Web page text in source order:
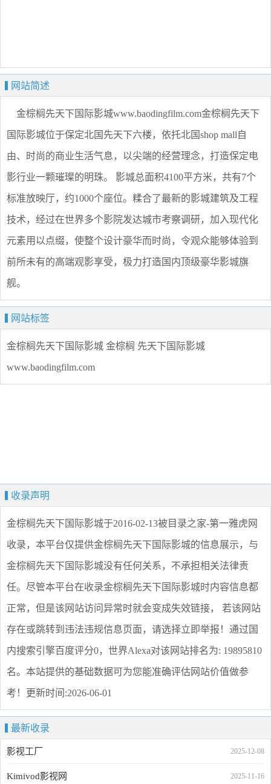
网站简述
金棕榈先天下国际影城www.baodingfilm.com金棕榈先天下
国际影城位于保定北国先天下六楼，依托北国shop mall自
由、时尚的商业生活气息，以尖端的经营理念，打造保定电
影行业一颗璀璨的明珠。 影城总面积4100平方米，共有7个
标准放映厅，约1000个座位。糅合了最新的影城建筑及工程
技术，经过在世界多个影院发达城市考察调研，加入现代化
元素用以点缀，使整个设计豪华而时尚，令观众能够体验到
前所未有的高端观影享受，极力打造国内顶级豪华影城旗
舰。
网站标签
金棕榈先天下国际影城 金棕榈 先天下国际影城
www.baodingfilm.com
收录声明
金棕榈先天下国际影城于2016-02-13被目录之家-第一雅虎网
收录，本平台仅提供金棕榈先天下国际影城的信息展示，与
金棕榈先天下国际影城没有任何关系，不承担相关法律责
任。尽管本平台在收录金棕榈先天下国际影城时内容信息都
正常，但是该网站访问异常时就会变成失效链接， 若该网站
存在或跳转到违法违规信息页面，请选择立即举报 ！通过国
内搜索引擎百度评分0，世界Alexa对该网站排名为: 19895810
名。本站提供的基础数据可为您能准确评估网站价值做参
考！ 更新时间:2026-06-01
最新收录
2025-12-08
影视工厂
2025-11-16
Kimivod影视网